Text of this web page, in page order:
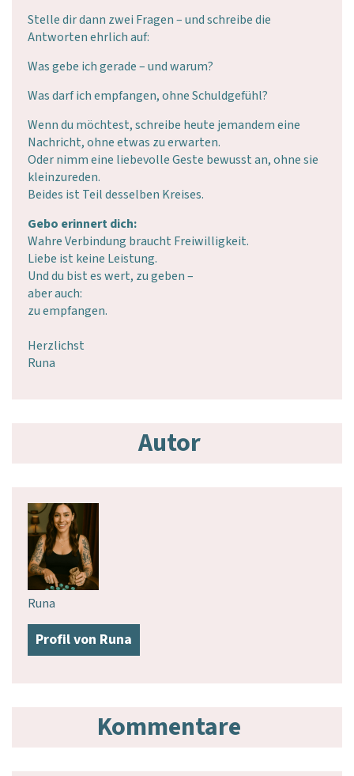
Stelle dir dann zwei Fragen – und schreibe die
Antworten ehrlich auf:
Was gebe ich gerade – und warum?
Was darf ich empfangen, ohne Schuldgefühl?
Wenn du möchtest, schreibe heute jemandem eine
Nachricht, ohne etwas zu erwarten.
Oder nimm eine liebevolle Geste bewusst an, ohne sie
kleinzureden.
Beides ist Teil desselben Kreises.
Gebo erinnert dich:
Wahre Verbindung braucht Freiwilligkeit.
Liebe ist keine Leistung.
Und du bist es wert, zu geben –
aber auch:
zu empfangen.
Herzlichst
Runa
Autor
Runa
Profil von Runa
Kommentare